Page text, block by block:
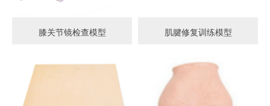
膝关节镜检查模型 肌腱修复训练模型